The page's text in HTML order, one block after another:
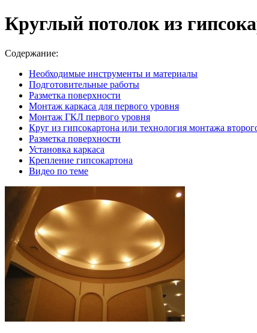
Круглый потолок из
Содержание:
Необходимые инструменты и материалы
Подготовительные работы
Разметка поверхности
Монтаж каркаса для первого уровня
Монтаж ГКЛ первого уровня
Круг из гипсокартона или технология монтажа
Разметка поверхности
Установка каркаса
Крепление гипсокартона
Видео по теме